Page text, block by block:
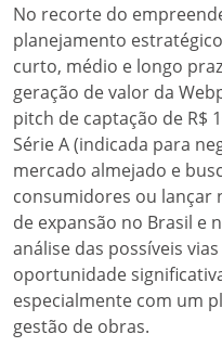
No recorte do
planejamento
curto, médio e longo
geração de valor da
pitch de captação de R$
Série A (indicada para
mercado almejado e
consumidores ou lançar
de expansão no Brasil e
análise das possíveis
oportunidade
especialmente com um
gestão de obras.